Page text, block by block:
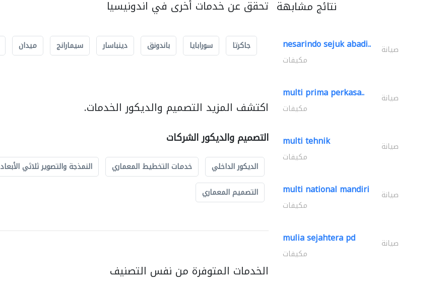
تحقق عن خدمات أخرى في اندونيسيا
جاكرتا سورابايا باندونق دينباسار سيمارانج ميدان
اكتشف المزيد التصميم والديكور الخدمات.
التصميم والديكور الشركات
الديكور الداخلي خدمات التخطيط المعماري النمذجة والتصوير ثلاثي الأبعاد
التصميم المعماري
الخدمات المتوفرة من نفس التصنيف
نتائج مشابهة
nesarindo sejuk abadi.. صيانة
مكيفات
multi prima perkasa.. صيانة
مكيفات
multi tehnik صيانة
مكيفات
multi national mandiri صيانة
مكيفات
mulia sejahtera pd صيانة
مكيفات